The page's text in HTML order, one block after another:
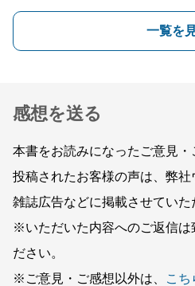
一覧を
感想を送る
本書をお読みになったご意見・
投稿されたお客様の声は、弊社
雑誌広告などに掲載させていた
※いただいた内容へのご返信は
ださい。
※ご意見・ご感想以外は、
こち